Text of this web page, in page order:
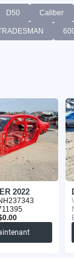
D50 Caliber
2022